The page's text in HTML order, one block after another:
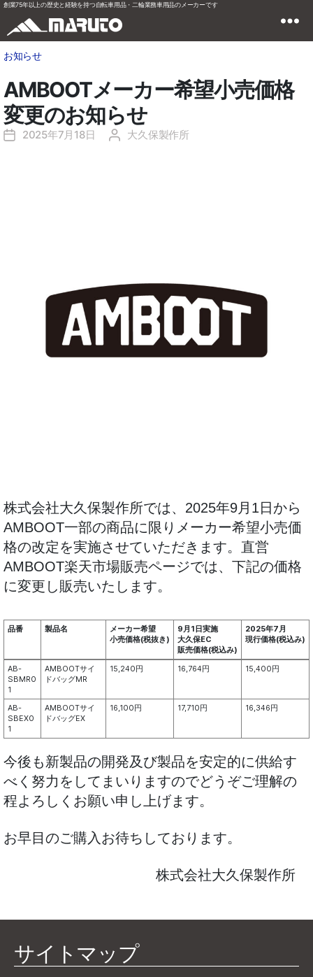
創業75年以上の歴史と経験を持つ自転車用品・二輪業務車用品のメーカーです
お知らせ
AMBOOTメーカー希望小売価格
変更のお知らせ
投
2025年7月18日
投
大久保製作所
株式会社大久保製作所では、2025年9月1日から
AMBOOT一部の商品に限りメーカー希望小売価
格の改定を実施させていただきます。直営
AMBOOT楽天市場販売ページでは、下記の価格
に変更し販売いたします。
品番 製品名
メーカー希望
小売価格(税抜き)
9月1日実施
大久保EC
販売価格(税込み)
2025年7月
現行価格(税込み)
品番 製品名
メーカー希望
小売価格(税抜き)
9月1日実施
大久保EC
2025年7月
現行価格(税込み)
AB-
SBMR0
1
AMBOOTサイ
ドバッグMR
15,240円 16,764円 15,400円
AB-
SBEX0
1
AMBOOTサイ
ドバッグEX
16,100円 17,710円 16,346円
今後も新製品の開発及び製品を安定的に供給す
べく努力をしてまいりますのでどうぞご理解の
程よろしくお願い申し上げます。
お早目のご購入お待ちしております。
株式会社大久保製作所
サイトマップ